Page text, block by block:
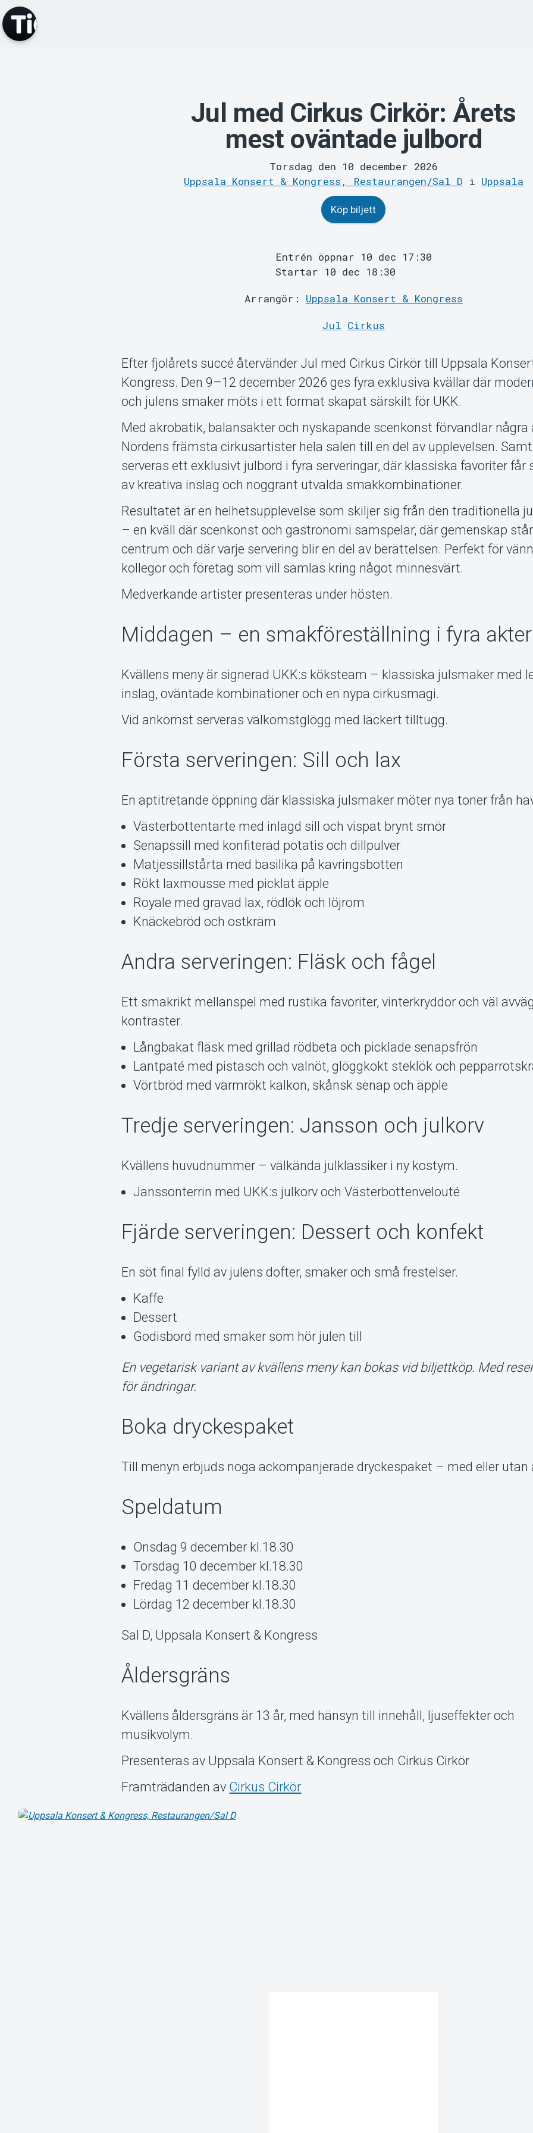
Jul med Cirkus Cirkör: Årets
mest oväntade julbord
Torsdag den 10 december 2026
Uppsala Konsert & Kongress, Restaurangen/Sal D i Uppsala
Köp biljett
Entrén öppnar 10 dec 17:30
Startar 10 dec 18:30
Arrangör: Uppsala Konsert & Kongress
Jul Cirkus
Efter fjolårets succé återvänder Jul med Cirkus Cirkör till Uppsala
Kongress. Den 9–12 december 2026 ges fyra exklusiva kvällar där
och julens smaker möts i ett format skapat särskilt för UKK.
Med akrobatik, balansakter och nyskapande scenkonst förvandlar några
Nordens främsta cirkusartister hela salen till en del av upplevelsen.
serveras ett exklusivt julbord i fyra serveringar, där klassiska favoriter får
av kreativa inslag och noggrant utvalda smakkombinationer.
Resultatet är en helhetsupplevelse som skiljer sig från den traditionella
– en kväll där scenkonst och gastronomi samspelar, där gemenskap
centrum och där varje servering blir en del av berättelsen. Perfekt för
kollegor och företag som vill samlas kring något minnesvärt.
Medverkande artister presenteras under hösten.
Middagen – en smakföreställning i fyra akter
Kvällens meny är signerad UKK:s köksteam – klassiska julsmaker med
inslag, oväntade kombinationer och en nypa cirkusmagi.
Vid ankomst serveras välkomstglögg med läckert tilltugg.
Första serveringen: Sill och lax
En aptitretande öppning där klassiska julsmaker möter nya toner från
Västerbottentarte med inlagd sill och vispat brynt smör
Senapssill med konfiterad potatis och dillpulver
Matjessillstårta med basilika på kavringsbotten
Rökt laxmousse med picklat äpple
Royale med gravad lax, rödlök och löjrom
Knäckebröd och ostkräm
Andra serveringen: Fläsk och fågel
Ett smakrikt mellanspel med rustika favoriter, vinterkryddor och väl
kontraster.
Långbakat fläsk med grillad rödbeta och picklade senapsfrön
Lantpaté med pistasch och valnöt, glöggkokt steklök och
Vörtbröd med varmrökt kalkon, skånsk senap och äpple
Tredje serveringen: Jansson och julkorv
Kvällens huvudnummer – välkända julklassiker i ny kostym.
Janssonterrin med UKK:s julkorv och Västerbottenvelouté
Fjärde serveringen: Dessert och konfekt
En söt final fylld av julens dofter, smaker och små frestelser.
Kaffe
Dessert
Godisbord med smaker som hör julen till
En vegetarisk variant av kvällens meny kan bokas vid biljettköp. Med
för ändringar.
Boka dryckespaket
Till menyn erbjuds noga ackompanjerade dryckespaket – med eller utan
Speldatum
Onsdag 9 december kl.18.30
Torsdag 10 december kl.18.30
Fredag 11 december kl.18.30
Lördag 12 december kl.18.30
Sal D, Uppsala Konsert & Kongress
Åldersgräns
Kvällens åldersgräns är 13 år, med hänsyn till innehåll, ljuseffekter och
musikvolym.
Presenteras av Uppsala Konsert & Kongress och Cirkus Cirkör
Framträdanden av Cirkus Cirkör